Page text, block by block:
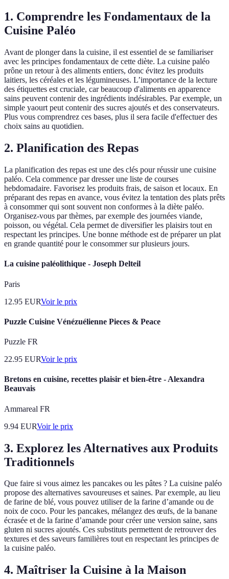
1. Comprendre les Fondamentaux de la
Cuisine Paléo
Avant de plonger dans la cuisine, il est essentiel de se familiariser
avec les principes fondamentaux de cette diète. La cuisine paléo
prône un retour à des aliments entiers, donc évitez les produits
laitiers, les céréales et les légumineuses. L’importance de la lecture
des étiquettes est cruciale, car beaucoup d'aliments en apparence
sains peuvent contenir des ingrédients indésirables. Par exemple, un
simple yaourt peut contenir des sucres ajoutés et des conservateurs.
Plus vous comprendrez ces bases, plus il sera facile d'effectuer des
choix sains au quotidien.
2. Planification des Repas
La planification des repas est une des clés pour réussir une cuisine
paléo. Cela commence par dresser une liste de courses
hebdomadaire. Favorisez les produits frais, de saison et locaux. En
préparant des repas en avance, vous évitez la tentation des plats prêts
à consommer qui sont souvent non conformes à la diète paléo.
Organisez-vous par thèmes, par exemple des journées viande,
poisson, ou végétal. Cela permet de diversifier les plaisirs tout en
respectant les principes. Une bonne méthode est de préparer un plat
en grande quantité pour le consommer sur plusieurs jours.
La cuisine paléolithique - Joseph Delteil
Paris
12.95 EURVoir le prix
Puzzle Cuisine Vénézuélienne Pieces & Peace
Puzzle FR
22.95 EURVoir le prix
Bretons en cuisine, recettes plaisir et bien-être - Alexandra
Beauvais
Ammareal FR
9.94 EURVoir le prix
3. Explorez les Alternatives aux Produits
Traditionnels
Que faire si vous aimez les pancakes ou les pâtes ? La cuisine paléo
propose des alternatives savoureuses et saines. Par exemple, au lieu
de farine de blé, vous pouvez utiliser de la farine d’amande ou de
noix de coco. Pour les pancakes, mélangez des œufs, de la banane
écrasée et de la farine d’amande pour créer une version saine, sans
gluten ni sucres ajoutés. Ces substituts permettent de retrouver des
textures et des saveurs familières tout en respectant les principes de
la cuisine paléo.
4. Maîtriser la Cuisine à la Maison